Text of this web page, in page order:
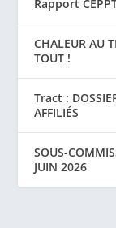
Rapport
CHALEUR AU
TOUT !
Tract :
AFFILIÉS
SOUS-
JUIN 2026